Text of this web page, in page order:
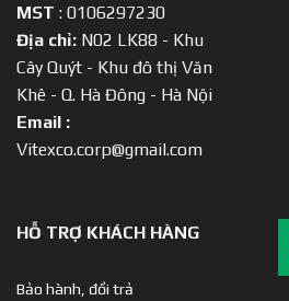
MST : 0106297230
Địa chỉ: N02 LK88 - Khu
Cây Quýt - Khu đô thị Văn
Khê - Q. Hà Đông - Hà Nội
Email :
Vitexco.corp@gmail.com
HỖ TRỢ KHÁCH HÀNG
Bảo hành, đổi trả